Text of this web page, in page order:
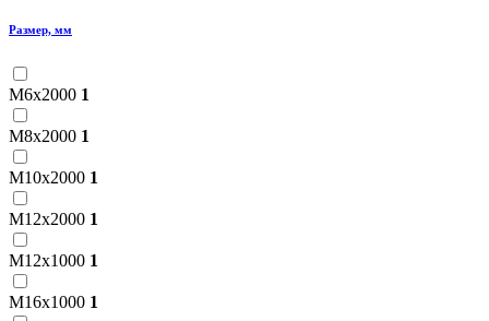
Размер, мм
М6х2000 1
М8х2000 1
М10х2000 1
М12х2000 1
М12х1000 1
М16х1000 1